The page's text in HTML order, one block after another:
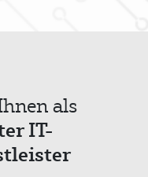
als
IT-